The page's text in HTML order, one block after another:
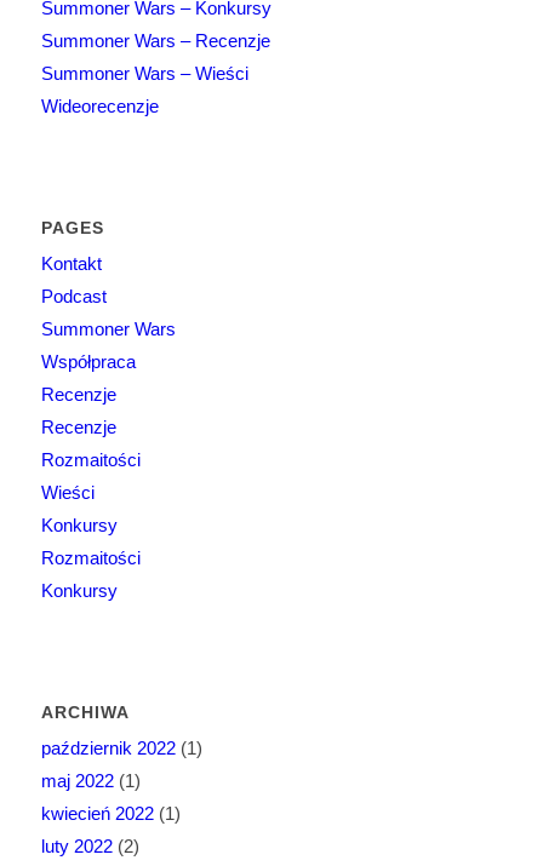
Summoner Wars – Konkursy
Summoner Wars – Recenzje
Summoner Wars – Wieści
Wideorecenzje
PAGES
Kontakt
Podcast
Summoner Wars
Współpraca
Recenzje
Recenzje
Rozmaitości
Wieści
Konkursy
Rozmaitości
Konkursy
ARCHIWA
październik 2022(1)
maj 2022(1)
kwiecień 2022(1)
luty 2022(2)